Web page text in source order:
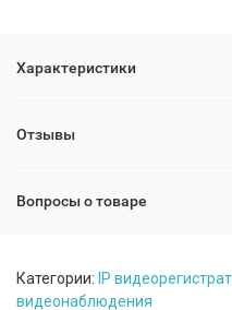
Характеристики
Отзывы
Вопросы о товаре
Категории: IP
видеонаблюдения